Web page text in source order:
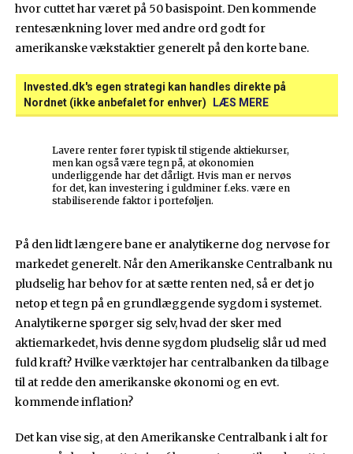
hvor cuttet har været på 50 basispoint. Den kommende
rentesænkning lover med andre ord godt for
amerikanske vækstaktier generelt på den korte bane.
Invested.dk's egen strategi kan handles direkte på
Nordnet (ikke anbefalet for enhver)
LÆS MERE
Lavere renter fører typisk til stigende aktiekurser,
men kan også være tegn på, at økonomien
underliggende har det dårligt. Hvis man er nervøs
for det, kan investering i guldminer f.eks. være en
stabiliserende faktor i porteføljen.
På den lidt længere bane er analytikerne dog nervøse for
markedet generelt. Når den Amerikanske Centralbank nu
pludselig har behov for at sætte renten ned, så er det jo
netop et tegn på en grundlæggende sygdom i systemet.
Analytikerne spørger sig selv, hvad der sker med
aktiemarkedet, hvis denne sygdom pludselig slår ud med
fuld kraft? Hvilke værktøjer har centralbanken da tilbage
til at redde den amerikanske økonomi og en evt.
kommende inflation?
Det kan vise sig, at den Amerikanske Centralbank i alt for